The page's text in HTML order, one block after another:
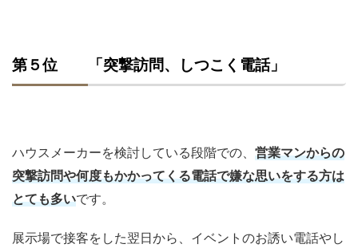
第５位 「突撃訪問、しつこく電話」
ハウスメーカーを検討している段階での、 営業マンからの
突撃訪問や何度もかかってくる電話で嫌な思いをする方は
とても多いです。
展示場で接客をした翌日から、イベントのお誘い電話やし